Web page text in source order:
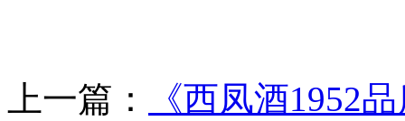
上一篇：
《西凤酒1952